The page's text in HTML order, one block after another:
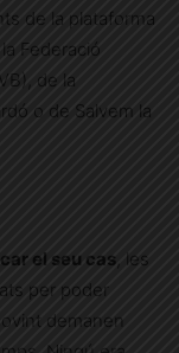
de la plataforma
Federació
de la
o de Salvem la
el seu cas, les
per poder
demanen